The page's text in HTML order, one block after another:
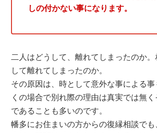
しの付かない事になります。
二人はどうして、離れてしまったのか。
して離れてしまったのか。
その原因は、時として意外な事による
くの場合で別れ際の理由は真実では無
であることも多いのです。
幡多にお住まいの方からの復縁相談でも